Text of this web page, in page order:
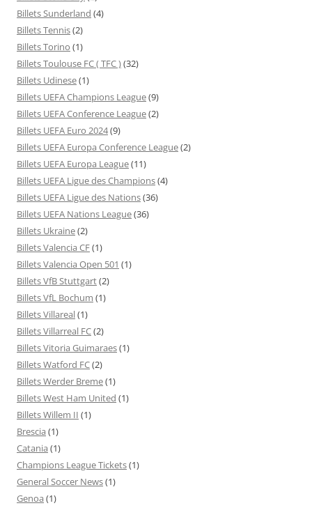
Billets Sunderland (4)
Billets Tennis(2)
Billets Torino (1)
Billets Toulouse FC ( TFC )(32)
Billets Udinese(1)
Billets UEFA Champions League(9)
Billets UEFA Conference League(2)
Billets UEFA Euro 2024(9)
Billets UEFA Europa Conference League(2)
Billets UEFA Europa League(11)
Billets UEFA Ligue des Champions(4)
Billets UEFA Ligue des Nations(36)
Billets UEFA Nations League(36)
Billets Ukraine(2)
Billets Valencia CF(1)
Billets Valencia Open 501 (1)
Billets VfB Stuttgart(2)
Billets VfL Bochum (1)
Billets Villareal(1)
Billets Villarreal FC(2)
Billets Vitoria Guimaraes(1)
Billets Watford FC(2)
Billets Werder Breme(1)
Billets West Ham United (1)
Billets Willem II (1)
Brescia (1)
Catania (1)
Champions League Tickets(1)
General Soccer News(1)
Genoa (1)